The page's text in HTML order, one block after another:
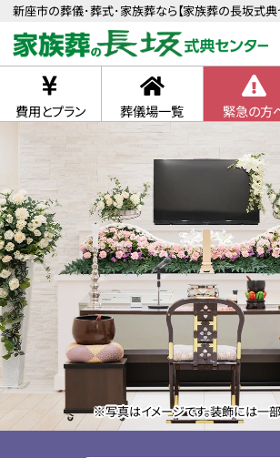
新座市の葬儀･葬式･家族葬なら【家族葬の長坂式典
費用とプラン 葬儀場一覧 緊急の方
※写真はイメージです。装飾には一